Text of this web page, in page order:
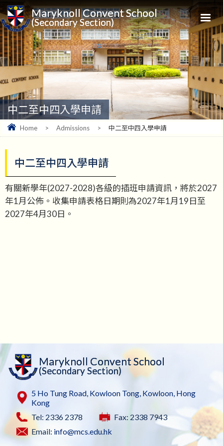
Maryknoll Convent School
(Secondary Section)
中二至中四入學申請
Home > Admissions > 中二至中四入學申請
中二至中四入學申請
有關新學年(2027-2028)各級的插班申請資訊，將於2027
年1月公佈。收集申請表格日期則為2027年1月19日至
2027年4月30日。
Maryknoll Convent School
(Secondary Section)
5 Ho Tung Road, Kowloon Tong, Kowloon, Hong
Kong
Tel: 2336 2378
Fax: 2338 7943
Email: info@mcs.edu.hk